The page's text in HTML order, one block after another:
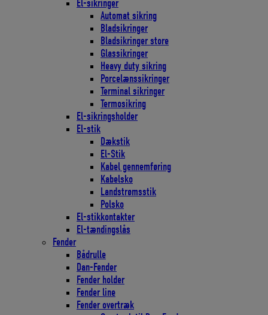
El-sikringer
Automat sikring
Bladsikringer
Bladsikringer store
Glassikringer
Heavy duty sikring
Porcelænssikringer
Terminal sikringer
Termosikring
El-sikringsholder
El-stik
Dækstik
El-Stik
Kabel gennemføring
Kabelsko
Landstrømsstik
Polsko
El-stikkontakter
El-tændingslås
Fender
Bådrulle
Dan-Fender
Fender holder
Fender line
Fender overtræk